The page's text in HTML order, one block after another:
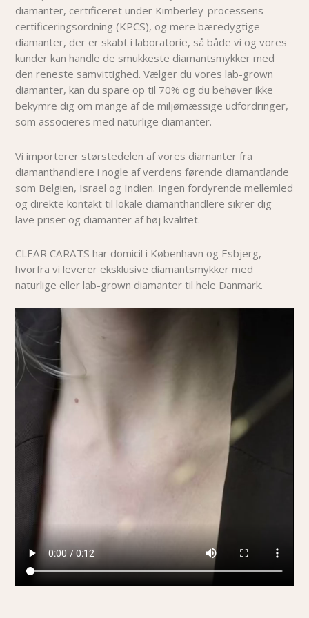
diamanter, certificeret under Kimberley-processens
certificeringsordning (KPCS), og mere bæredygtige
diamanter, der er skabt i laboratorie, så både vi og vores
kunder kan handle de smukkeste diamantsmykker med
den reneste samvittighed. Vælger du vores lab-grown
diamanter, kan du spare op til 70% og du behøver ikke
bekymre dig om mange af de miljømæssige udfordringer,
som associeres med naturlige diamanter.
Vi importerer størstedelen af vores diamanter fra
diamanthandlere i nogle af verdens førende diamantlande
som Belgien, Israel og Indien. Ingen fordyrende mellemled
og direkte kontakt til lokale diamanthandlere sikrer dig
lave priser og diamanter af høj kvalitet.
CLEAR CARATS har domicil i København og Esbjerg,
hvorfra vi leverer eksklusive diamantsmykker med
naturlige eller lab-grown diamanter til hele Danmark.